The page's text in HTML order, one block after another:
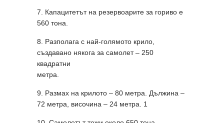
7. Капацитетът на резервоарите за гориво е
560 тона.
8. Разполага с най-голямото крило,
създавано някога за самолет – 250
квадратни
метра.
9. Размах на крилото – 80 метра. Дължина –
72 метра, височина – 24 метра. 1